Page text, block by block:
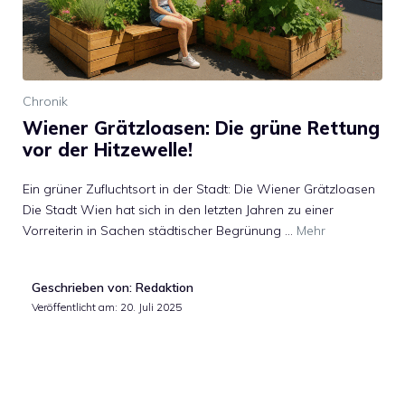
Chronik
Wiener Grätzloasen: Die grüne Rettung
vor der Hitzewelle!
Ein grüner Zufluchtsort in der Stadt: Die Wiener Grätzloasen
Die Stadt Wien hat sich in den letzten Jahren zu einer
Vorreiterin in Sachen städtischer Begrünung … Mehr
Geschrieben von: Redaktion
Veröffentlicht am: 20. Juli 2025